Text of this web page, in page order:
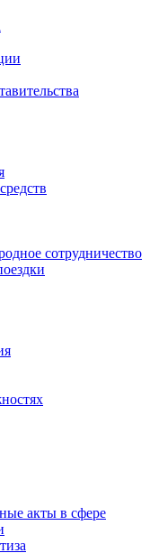
сотрудничество
акты в сфере